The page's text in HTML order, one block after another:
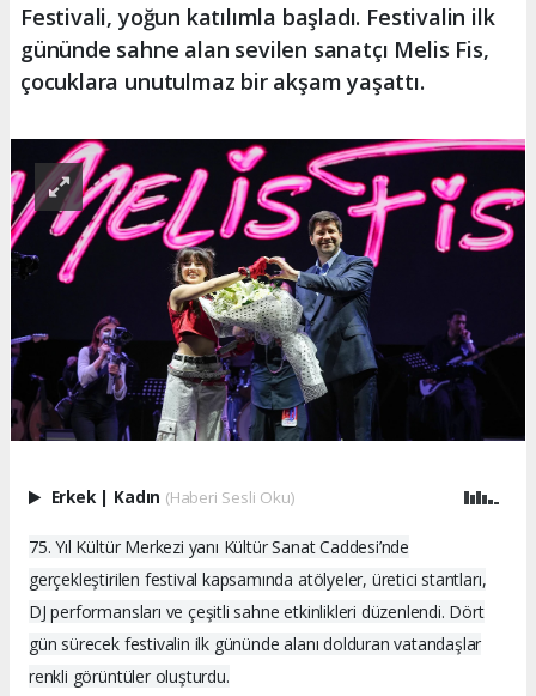
Festivali, yoğun katılımla başladı. Festivalin ilk
gününde sahne alan sevilen sanatçı Melis Fis,
çocuklara unutulmaz bir akşam yaşattı.
Erkek Kadın (Haberi Sesli Oku)
75. Yıl Kültür Merkezi yanı Kültür Sanat Caddesi’nde
gerçekleştirilen festival kapsamında atölyeler, üretici stantları,
DJ performansları ve çeşitli sahne etkinlikleri düzenlendi. Dört
gün sürecek festivalin ilk gününde alanı dolduran vatandaşlar
renkli görüntüler oluşturdu.